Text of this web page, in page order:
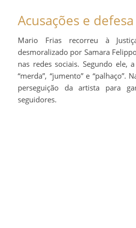
Acusações e defesa
Mario Frias recorreu à
desmoralizado por Samara
nas redes sociais. Segundo ele,
“merda”, “jumento” e “palhaço”.
perseguição da artista para
seguidores.